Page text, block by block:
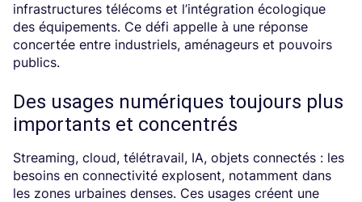
infrastructures télécoms et l’intégration écologique
des équipements. Ce défi appelle à une réponse
concertée entre industriels, aménageurs et pouvoirs
publics.
Des usages numériques toujours plus
importants et concentrés
Streaming, cloud, télétravail, IA, objets connectés : les
besoins en connectivité explosent, notamment dans
les zones urbaines denses. Ces usages créent une